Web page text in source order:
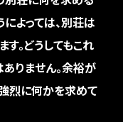
よっては、別荘は
。どうしてもこれ
りません。余裕が
強烈に何かを求めて